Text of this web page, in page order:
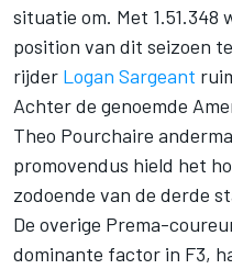
situatie om. Met 1.51.348
position van dit seizoen
rijder Logan Sargeant
Achter de genoemde
Theo Pourchaire
promovendus hield het
zodoende van de derde
De overige Prema-
dominante factor in F3,